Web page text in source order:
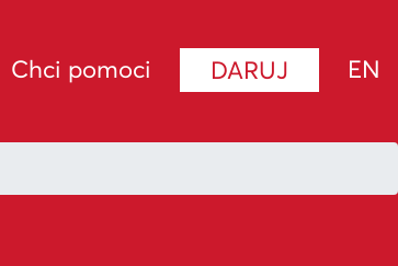
Chci pomoci DARUJ EN